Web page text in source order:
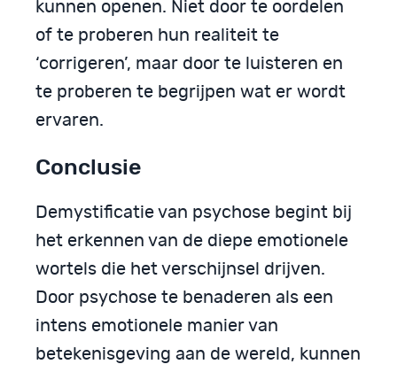
kunnen openen. Niet door te oordelen
of te proberen hun realiteit te
‘corrigeren’, maar door te luisteren en
te proberen te begrijpen wat er wordt
ervaren.
Conclusie
Demystificatie van psychose begint bij
het erkennen van de diepe emotionele
wortels die het verschijnsel drijven.
Door psychose te benaderen als een
intens emotionele manier van
betekenisgeving aan de wereld, kunnen